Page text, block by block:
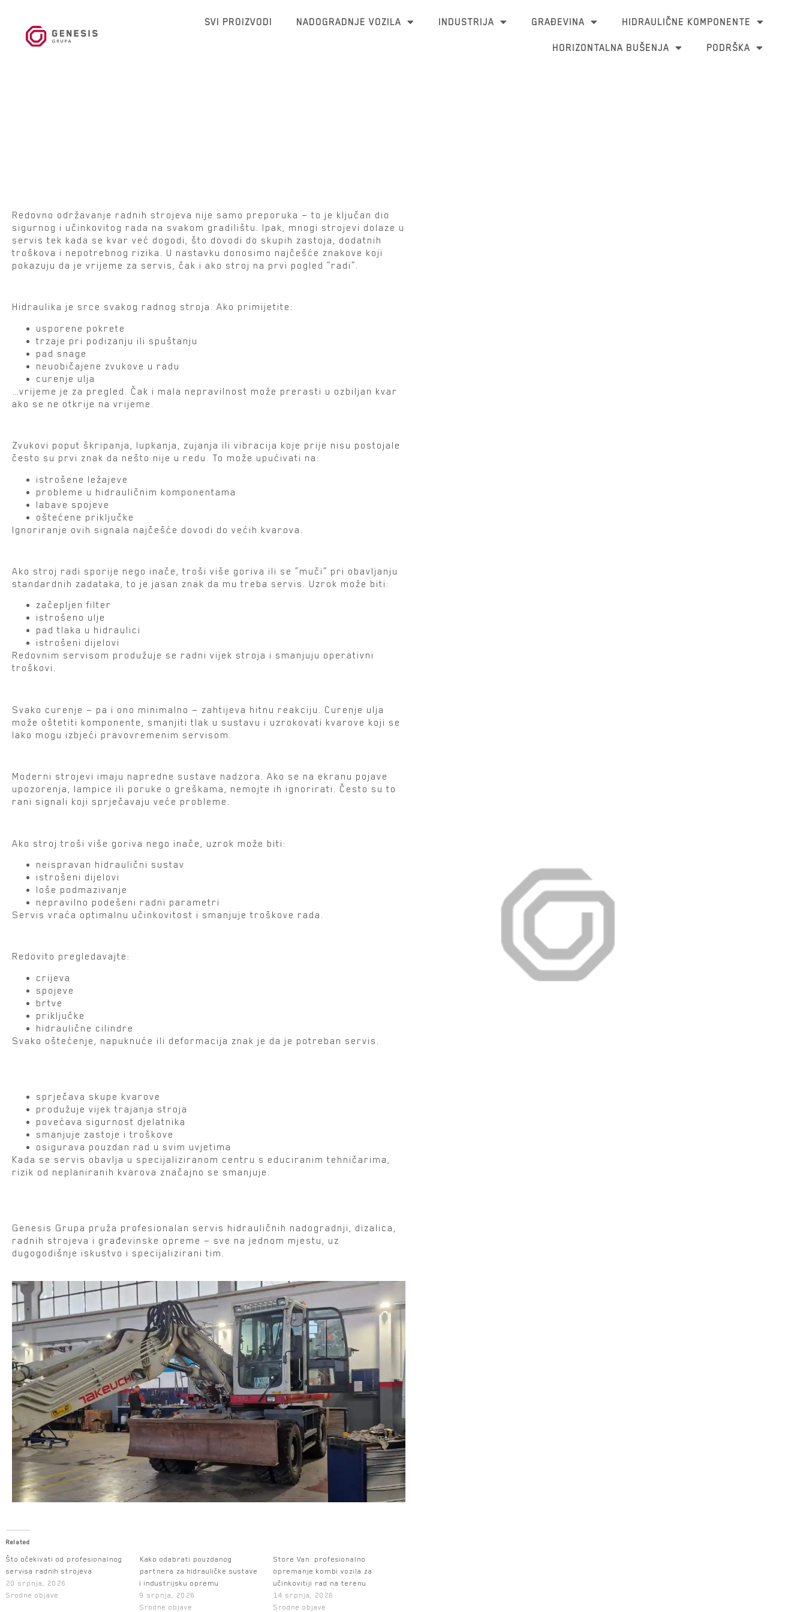
SVI PROIZVODI NADOGRADNJE VOZILA INDUSTRIJA GRAĐEVINA HIDRAULIČNE KOMPONENTE
HORIZONTALNA BUŠENJA PODRŠKA
Redovno održavanje radnih strojeva nije samo preporuka — to je ključan dio
sigurnog i učinkovitog rada na svakom gradilištu. Ipak, mnogi strojevi dolaze u
servis tek kada se kvar već dogodi, što dovodi do skupih zastoja, dodatnih
troškova i nepotrebnog rizika. U nastavku donosimo najčešće znakove koji
pokazuju da je vrijeme za servis, čak i ako stroj na prvi pogled “radi”.
Hidraulika je srce svakog radnog stroja. Ako primijetite:
usporene pokrete
trzaje pri podizanju ili spuštanju
pad snage
neuobičajene zvukove u radu
curenje ulja
…vrijeme je za pregled. Čak i mala nepravilnost može prerasti u ozbiljan kvar
ako se ne otkrije na vrijeme.
Zvukovi poput škripanja, lupkanja, zujanja ili vibracija koje prije nisu postojale
često su prvi znak da nešto nije u redu. To može upućivati na:
istrošene ležajeve
probleme u hidrauličnim komponentama
labave spojeve
oštećene priključke
Ignoriranje ovih signala najčešće dovodi do većih kvarova.
Ako stroj radi sporije nego inače, troši više goriva ili se “muči” pri obavljanju
standardnih zadataka, to je jasan znak da mu treba servis. Uzrok može biti:
začepljen filter
istrošeno ulje
pad tlaka u hidraulici
istrošeni dijelovi
Redovnim servisom produžuje se radni vijek stroja i smanjuju operativni
troškovi.
Svako curenje — pa i ono minimalno — zahtijeva hitnu reakciju. Curenje ulja
može oštetiti komponente, smanjiti tlak u sustavu i uzrokovati kvarove koji se
lako mogu izbjeći pravovremenim servisom.
Moderni strojevi imaju napredne sustave nadzora. Ako se na ekranu pojave
upozorenja, lampice ili poruke o greškama, nemojte ih ignorirati. Često su to
rani signali koji sprječavaju veće probleme.
Ako stroj troši više goriva nego inače, uzrok može biti:
neispravan hidraulični sustav
istrošeni dijelovi
loše podmazivanje
nepravilno podešeni radni parametri
Servis vraća optimalnu učinkovitost i smanjuje troškove rada.
Redovito pregledavajte:
crijeva
spojeve
brtve
priključke
hidraulične cilindre
Svako oštećenje, napuknuće ili deformacija znak je da je potreban servis.
sprječava skupe kvarove
produžuje vijek trajanja stroja
povećava sigurnost djelatnika
smanjuje zastoje i troškove
osigurava pouzdan rad u svim uvjetima
Kada se servis obavlja u specijaliziranom centru s educiranim tehničarima,
rizik od neplaniranih kvarova značajno se smanjuje.
Genesis Grupa pruža profesionalan servis hidrauličnih nadogradnji, dizalica,
radnih strojeva i građevinske opreme — sve na jednom mjestu, uz
dugogodišnje iskustvo i specijalizirani tim.
Related
Što očekivati od profesionalnog
servisa radnih strojeva
20 srpnja, 2026
Srodne objave
Kako odabrati pouzdanog
partnera za hidrauličke sustave
i industrijsku opremu
9 srpnja, 2026
Srodne objave
Store Van: profesionalno
opremanje kombi vozila za
učinkovitiji rad na terenu
14 srpnja, 2026
Srodne objave